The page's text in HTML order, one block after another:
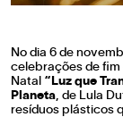
No dia 6 de
celebrações de fim
Natal “Luz que
Planeta, de Lula
resíduos plásticos